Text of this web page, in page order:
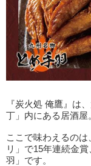
『炭火処 俺鷹』は
丁」内にある居酒屋
ここで味わえるの
リ」で15年連続金
羽」です。